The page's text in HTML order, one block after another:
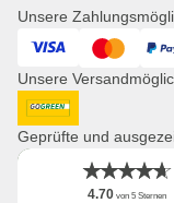
Uhren
Presse
Kooperationsanfragen
Distribution & B2B
Newsletter
App
Unsere
Visa Mastercard
Unsere
DHL GoGreen
Geprüfte und
4.70 von 5 Sternen